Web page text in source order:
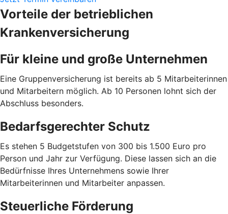
Vorteile der betrieblichen
Krankenversicherung
Für kleine und große Unternehmen
Eine Gruppenversicherung ist bereits ab 5 Mitarbeiterinnen
und Mitarbeitern möglich. Ab 10 Personen lohnt sich der
Abschluss besonders.
Bedarfsgerechter Schutz
Es stehen 5 Budgetstufen von 300 bis 1.500 Euro pro
Person und Jahr zur Verfügung. Diese lassen sich an die
Bedürfnisse Ihres Unternehmens sowie Ihrer
Mitarbeiterinnen und Mitarbeiter anpassen.
Steuerliche Förderung